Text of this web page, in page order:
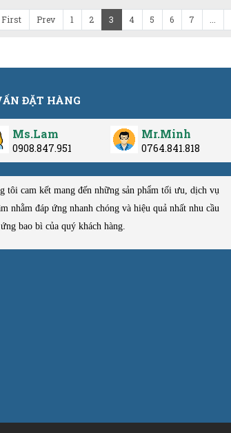
First Prev 1 2 3 4 5 6 7
ĐẶT HÀNG
Ms.Lam
0908.847.951
Mr.Minh
0764.841.818
tôi cam kết mang đến những sản phẩm tối ưu, dịch vụ
nhằm đáp ứng nhanh chóng và hiệu quả nhất nhu cầu
bao bì của quý khách hàng.